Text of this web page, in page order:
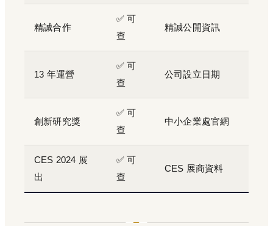
精誠合作
✅ 可
查
精誠公開資訊
13 年運營
✅ 可
查
公司設立日期
創新研究獎
✅ 可
查
中小企業處官網
CES 2024 展
出
✅ 可
查
CES 展商資料